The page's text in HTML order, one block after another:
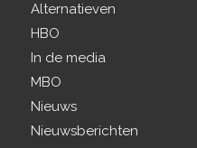
Alternatieven
HBO
In de media
MBO
Nieuws
Nieuwsberichten